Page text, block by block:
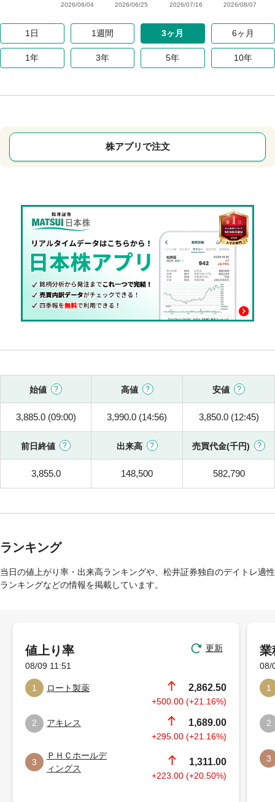
2026/08/07
2026/07/16
2026/06/25
2026/06/04
1日 1週間 3ヶ月 6ヶ月
1年 3年 5年 10年
株アプリで注文
始値 高値 安値
3,885.0 (09:00) 3,990.0 (14:56) 3,850.0 (12:45)
前日終値 出来高 売買代金(千円)
3,855.0 148,500 582,790
ランキング
当日の値上がり率・出来高ランキングや、松井証券独自のデイトレ適性
ランキングなどの情報を掲載しています。